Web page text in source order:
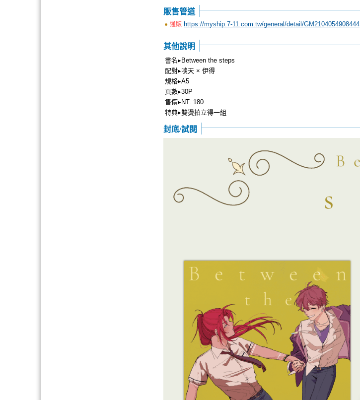
販售管道
通販 https://myship.7-11.com.tw/general/detail/GM2104054908444
其他說明
書名▸Between the steps
配對▸啖天 × 伊得
規格▸A5
頁數▸30P
售價▸NT. 180
特典▸雙燙拍立得一組
封底/試閱